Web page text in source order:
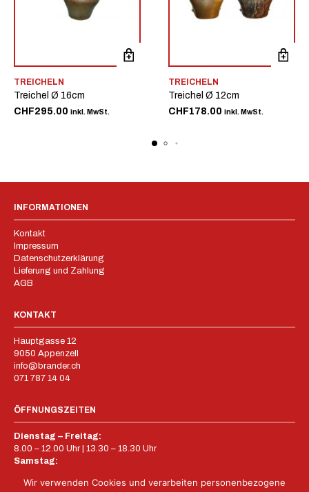
TREICHELN
Treichel Ø 16cm
CHF295.00 inkl. MwSt.
TREICHELN
Treichel Ø 12cm
CHF178.00 inkl. MwSt.
INFORMATIONEN
Kontakt
Impressum
Datenschutzerklärung
Lieferung und Zahlung
AGB
KONTAKT
Hauptgasse 12
9050 Appenzell
info@brander.ch
071 787 14 04
ÖFFNUNGSZEITEN
Dienstag – Freitag:
8.00 – 12.00 Uhr | 13.30 – 18.30 Uhr
Samstag:
Sonntag – Montag:
Wir verwenden Cookies und verarbeiten personenbezogene